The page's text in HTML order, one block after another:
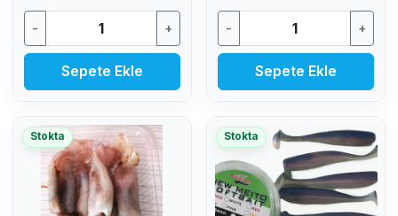
- +
Sepete Ekle
- +
Sepete Ekle
Stokta Stokta